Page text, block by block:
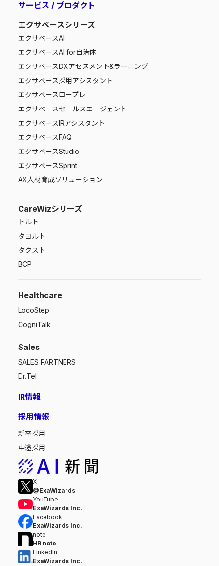
サービス / プロダクト
エクサベースシリーズ
エクサベースAI
エクサベースAI for自治体
エクサベースDXアセスメント&ラーニング
エクサベース採用アシスタント
エクサベースロープレ
エクサベースセールスエージェント
エクサベースIRアシスタント
エクサベースFAQ
エクサベースStudio
エクサベースSprint
AX人材育成ソリューション
CareWizシリーズ
トルト
タヨルト
タクスト
BCP
Healthcare
LocoStep
CogniTalk
Sales
SALES PARTNERS
Dr.Tel
IR情報
採用情報
新卒採用
中途採用
X
@ExaWizards
YouTube
ExaWizards Inc.
Facebook
ExaWizards Inc.
note
HR note
LinkedIn
ExaWizards Inc.